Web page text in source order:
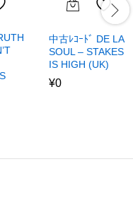
中古ﾚｺｰﾄﾞ DE LA
SOUL – STAKES
IS HIGH (UK)
¥0